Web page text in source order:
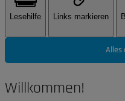
Lesehilfe Links markieren
Alles
Willkommen!